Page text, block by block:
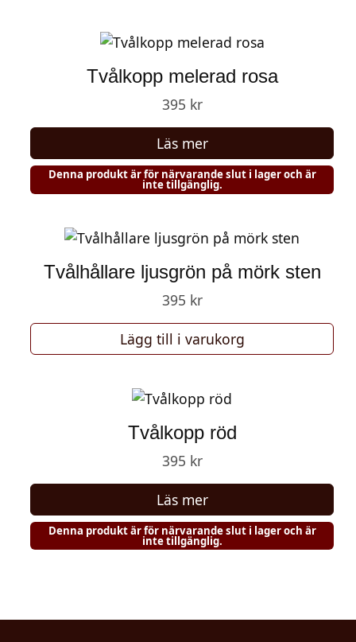
Tvålkopp melerad rosa
395 kr
Läs mer
Denna produkt är för närvarande slut i lager och är
inte tillgänglig.
Tvålhållare ljusgrön på mörk sten
395 kr
Lägg till i varukorg
Tvålkopp röd
395 kr
Läs mer
Denna produkt är för närvarande slut i lager och är
inte tillgänglig.